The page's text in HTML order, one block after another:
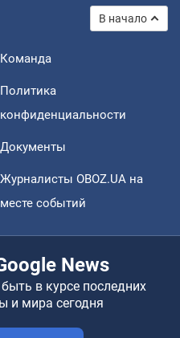
В начало
Команда
Политика
конфиденциальности
Документы
Журналисты OBOZ.UA на
месте событий
News
в курсе последних
и мира сегодня